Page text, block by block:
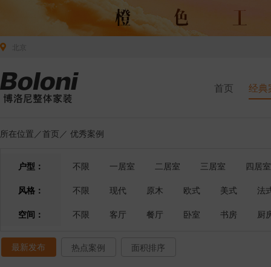
首页 经典
所在位置／首页 ／ 优秀案例
户型： 不限 一居室 二居室 三居室
四居室
风格：
不限 现代 原木 欧式 美式
法
空间：
不限 客厅 餐厅 卧室 书房 厨
最新发布 热点案例 面积排序